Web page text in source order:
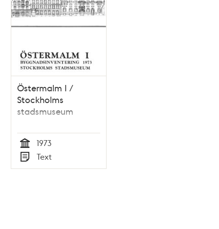
Östermalm I /
Stockholms
stadsmuseum
Tid
1973
Typ
Text